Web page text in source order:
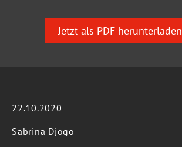
Jetzt als PDF herunterladen
22.10.2020
Sabrina Djogo